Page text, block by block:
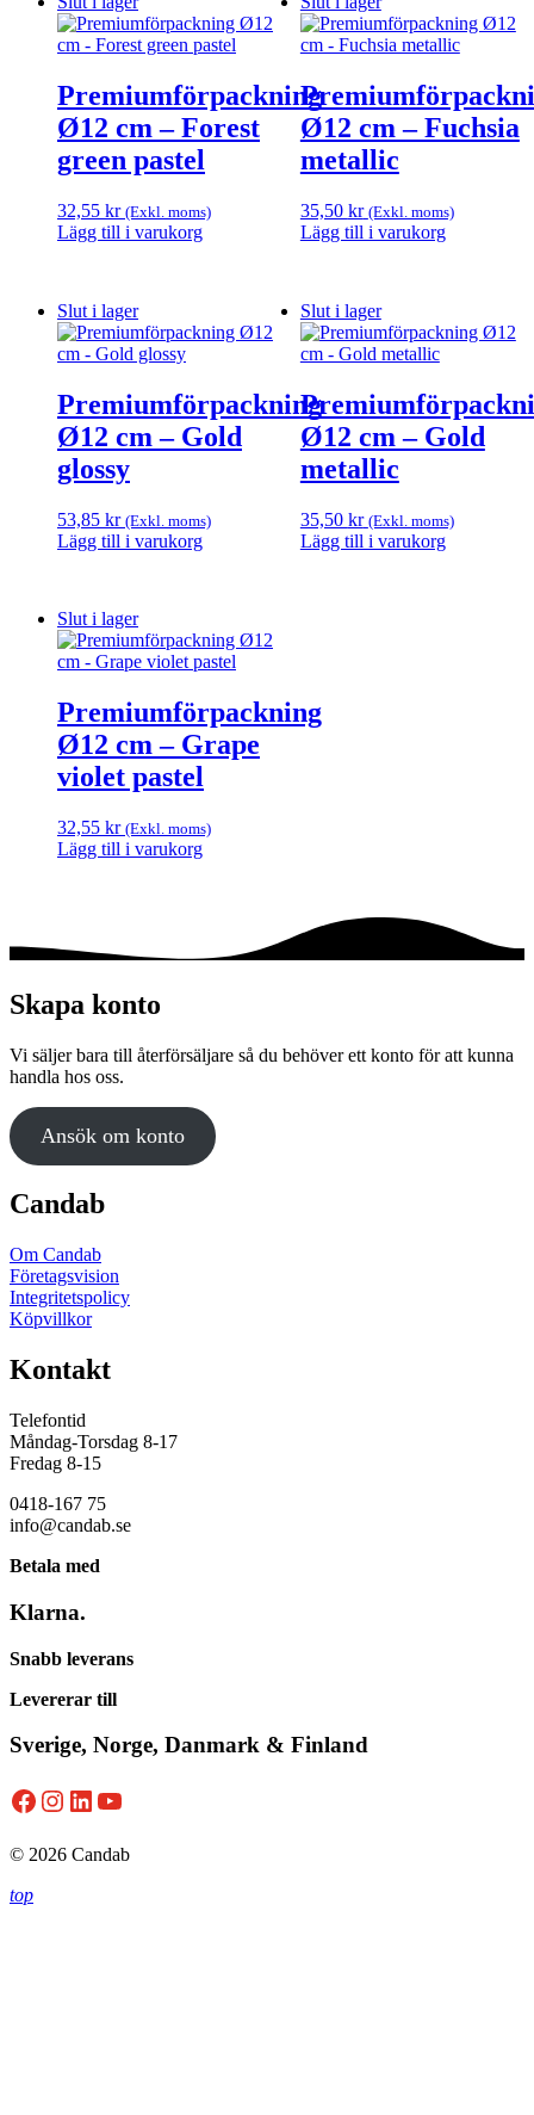
Premiumförpackning
Ø12 cm – Forest
green pastel
32,55 kr (Exkl. moms)
Lägg till i varukorg
Ø12 cm – Fuchsia
metallic
35,50 kr (Exkl. moms)
Lägg till i varukorg
Slut i lager
Premiumförpackning
Ø12 cm – Gold
glossy
53,85 kr (Exkl. moms)
Lägg till i varukorg
Slut i lager
Ø12 cm – Gold
metallic
35,50 kr (Exkl. moms)
Lägg till i varukorg
Slut i lager
Premiumförpackning
Ø12 cm – Grape
violet pastel
32,55 kr (Exkl. moms)
Lägg till i varukorg
Skapa konto
Vi säljer bara till återförsäljare så du behöver ett konto för att kunna
handla hos oss.
Ansök om konto
Candab
Om Candab
Företagsvision
Integritetspolicy
Köpvillkor
Kontakt
Telefontid
Måndag-Torsdag 8-17
Fredag 8-15
0418-167 75
info@candab.se
Betala med
Klarna.
Snabb leverans
Levererar till
Sverige, Norge, Danmark & Finland
Facebook
Instagram
LinkedIn
YouTube
© 2026 Candab
top